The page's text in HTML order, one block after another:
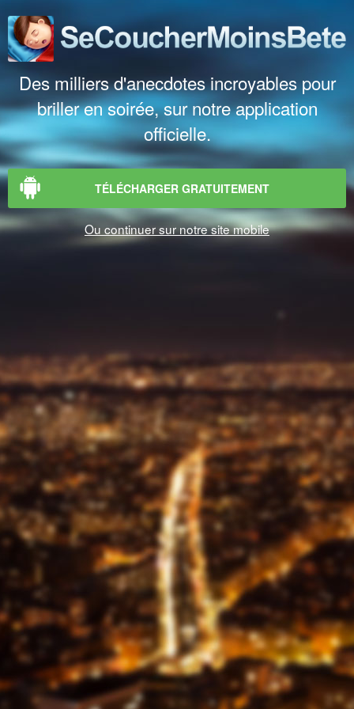
Des milliers d'anecdotes incroyables pour
briller en soirée, sur notre application
officielle.
TÉLÉCHARGER GRATUITEMENT
Ou continuer sur notre site mobile